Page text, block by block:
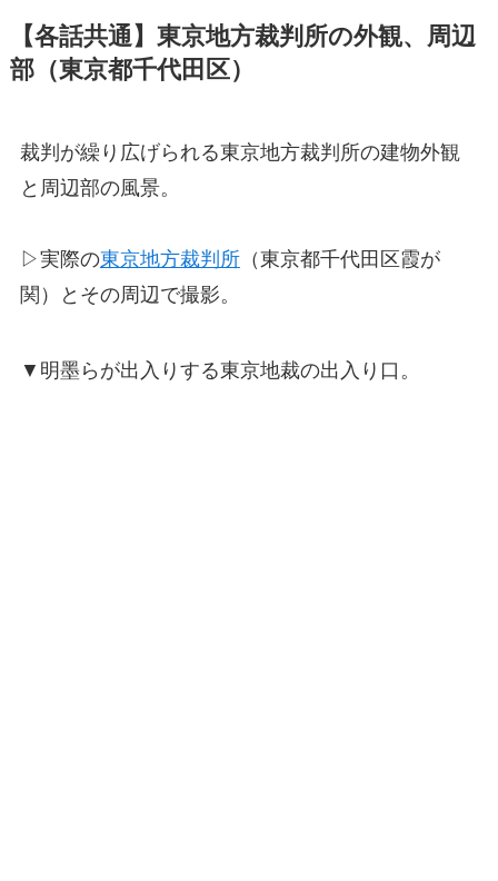
【各話共通】東京地方裁判所の外観、周辺
部（東京都千代田区）
裁判が繰り広げられる東京地方裁判所の建物外観
と周辺部の風景。
▷実際の東京地方裁判所（東京都千代田区霞が
関）とその周辺で撮影。
▼明墨らが出入りする東京地裁の出入り口。